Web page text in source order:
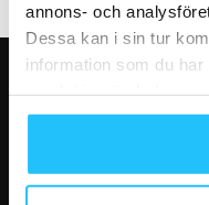
annons- och
Dessa kan i sin tur
information som du
VÅRA FAVORITER
Nike
2026-08-